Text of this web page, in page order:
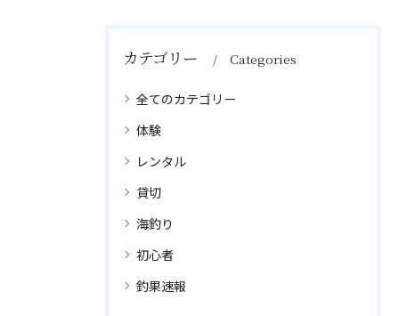
カテゴリー Categories
全てのカテゴリー
体験
レンタル
貸切
海釣り
初心者
釣果速報